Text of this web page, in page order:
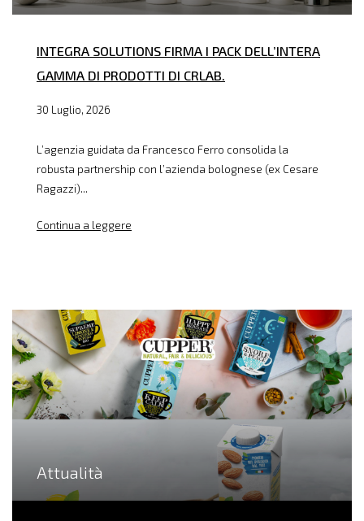
INTEGRA SOLUTIONS FIRMA I PACK DELL’INTERA
GAMMA DI PRODOTTI DI CRLAB.
30 Luglio, 2026
L’agenzia guidata da Francesco Ferro consolida la
robusta partnership con l’azienda bolognese (ex Cesare
Ragazzi)...
Continua a leggere
Attualità